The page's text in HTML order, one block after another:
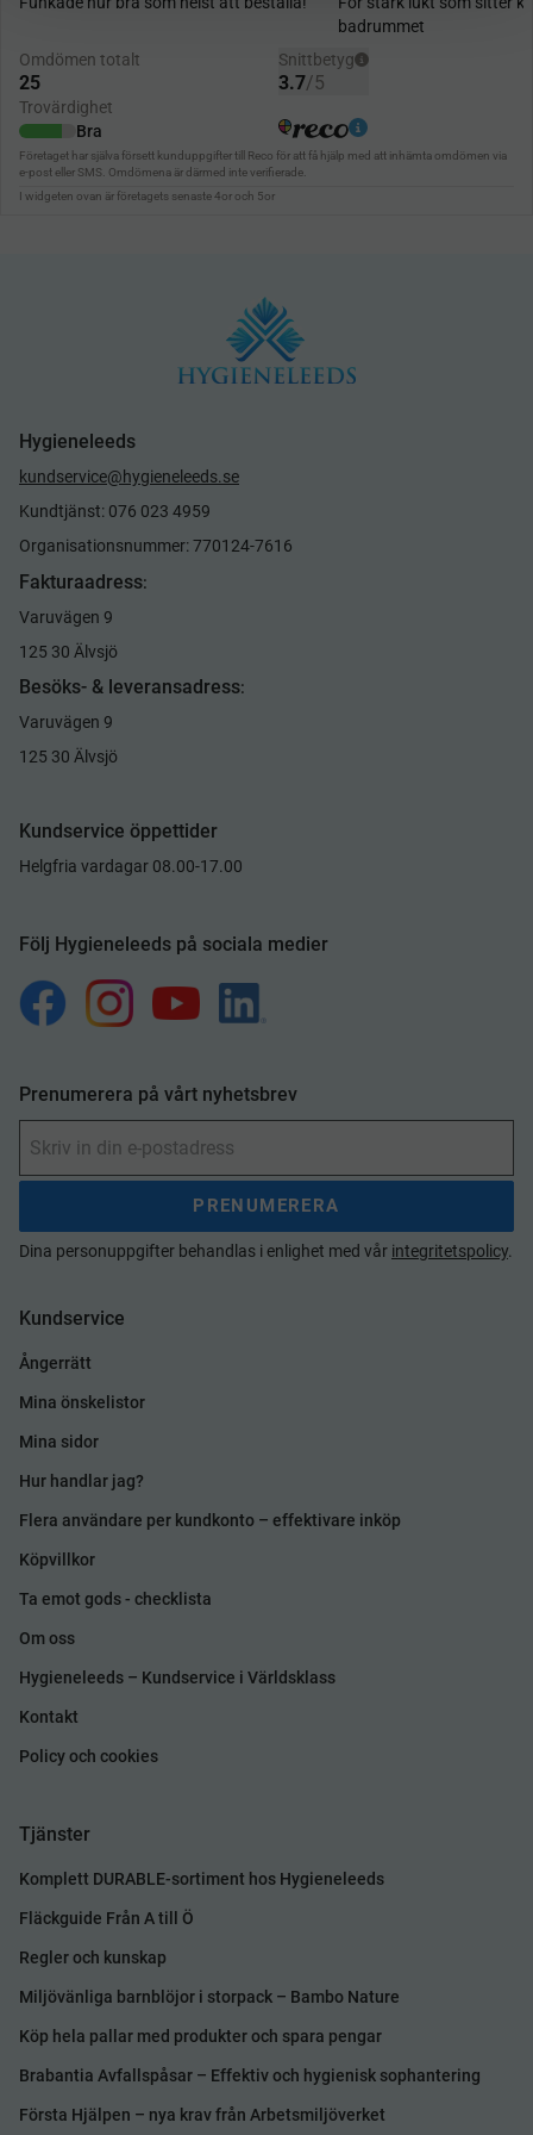
Hygieneleeds
kundservice@hygieneleeds.se
Kundtjänst: 076 023 4959
Organisationsnummer: 770124-7616
Fakturaadress:
Varuvägen 9
125 30 Älvsjö
Besöks- & leveransadress:
Varuvägen 9
125 30 Älvsjö
Kundservice öppettider
Helgfria vardagar 08.00-17.00
Följ Hygieneleeds på sociala medier
Prenumerera på vårt nyhetsbrev
PRENUMERERA
Dina personuppgifter behandlas i enlighet med vår integritetspolicy.
Kundservice
Ångerrätt
Mina önskelistor
Mina sidor
Hur handlar jag?
Flera användare per kundkonto – effektivare inköp
Köpvillkor
Ta emot gods - checklista
Om oss
Hygieneleeds – Kundservice i Världsklass
Kontakt
Policy och cookies
Tjänster
Komplett DURABLE-sortiment hos Hygieneleeds
Fläckguide Från A till Ö
Regler och kunskap
Miljövänliga barnblöjor i storpack – Bambo Nature
Köp hela pallar med produkter och spara pengar
Brabantia Avfallspåsar – Effektiv och hygienisk sophantering
Första Hjälpen – nya krav från Arbetsmiljöverket